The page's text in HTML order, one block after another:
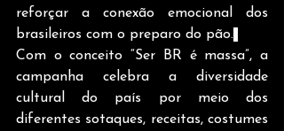
reforçar a conexão emocional dos
brasileiros com o preparo do pão.
Com o conceito “Ser BR é massa”, a
campanha celebra a diversidade
cultural do país por meio dos
diferentes sotaques, receitas, costumes